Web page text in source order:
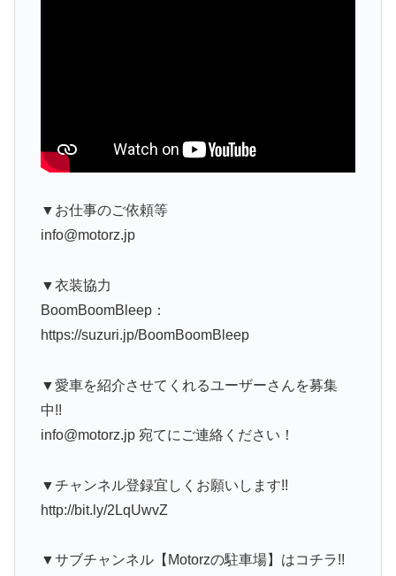
▼お仕事のご依頼等
info@motorz.jp
▼衣装協力
BoomBoomBleep：
https://suzuri.jp/BoomBoomBleep
▼愛車を紹介させてくれるユーザーさんを募集
中!!
info@motorz.jp 宛てにご連絡ください！
▼チャンネル登録宜しくお願いします!!
http://bit.ly/2LqUwvZ
▼サブチャンネル【Motorzの駐車場】はコチラ!!